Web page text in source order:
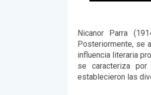
Nicanor Parra
Posteriormente, se
influencia literaria
se caracteriza
establecieron las